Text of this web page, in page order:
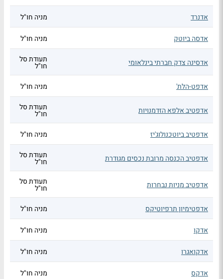
אדנרד מניה חו"ל
אדסה ביוטק מניה חו"ל
אדסינה צדק חברתי בינלאומי תעודת סל
חו"ל
אדפט-הלת'
מניה חו"ל
אדפטיב אלפא הזדמנויות תעודת סל
חו"ל
אדפטיב ביוטכנולוג'יז
מניה חו"ל
אדפטיב הכנסה מרובת נכסים מגודרת תעודת סל
חו"ל
אדפטיב מניות נבחרות תעודת סל
חו"ל
אדפטימיון תרפיוטיקס
מניה חו"ל
אדקו מניה חו"ל
אדקואגרו מניה חו"ל
אדקס מניה חו"ל